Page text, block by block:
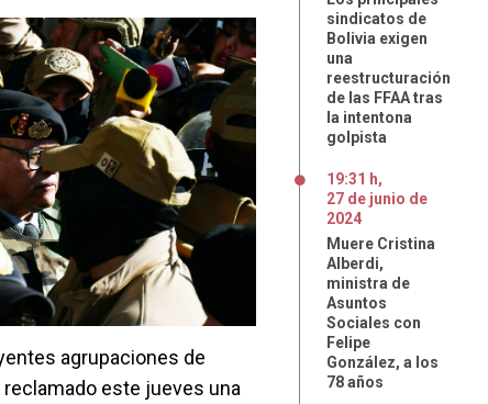
agrupaciones de
este jueves una
sindicatos de
Bolivia exigen
una
reestructuración
de las FFAA tras
la intentona
golpista
19:31 h,
27 de junio de
2024
Muere Cristina
Alberdi,
ministra de
Asuntos
Sociales con
Felipe
González, a los
78 años